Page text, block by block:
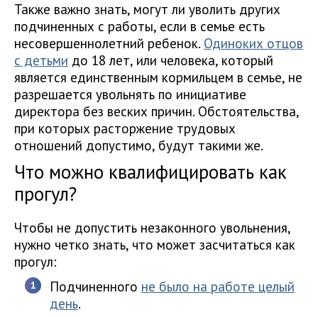
Также важно знать, могут ли уволить других
подчиненных с работы, если в семье есть
несовершеннолетний ребенок. Одиноких отцов
с детьми до 18 лет, или человека, который
является единственным кормильцем в семье, не
разрешается увольнять по инициативе
директора без веских причин. Обстоятельства,
при которых расторжение трудовых
отношений допустимо, будут такими же.
Что можно квалифицировать как
прогул?
Чтобы не допустить незаконного увольнения,
нужно четко знать, что может засчитаться как
прогул:
Подчиненного не было на работе целый
день.